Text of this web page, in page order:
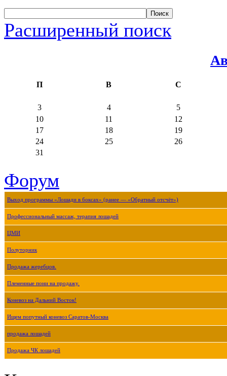
Расширенный поиск
П В С
3 4
5
10
11
12
17
18
19
24
25
26
31
Форум
Выход программы «Лошади в боксах» (ранее — «Обратный отсчёт»)
Профессиональный массаж, терапия лошадей
ЦМИ
Полуторник
Продажа жеребцов.
Племенные пони на продажу.
Коневоз на Дальний Восток!
Ищем попутный коневоз Саратов-Москва
продажа лошадей
Продажа ЧК лошадей